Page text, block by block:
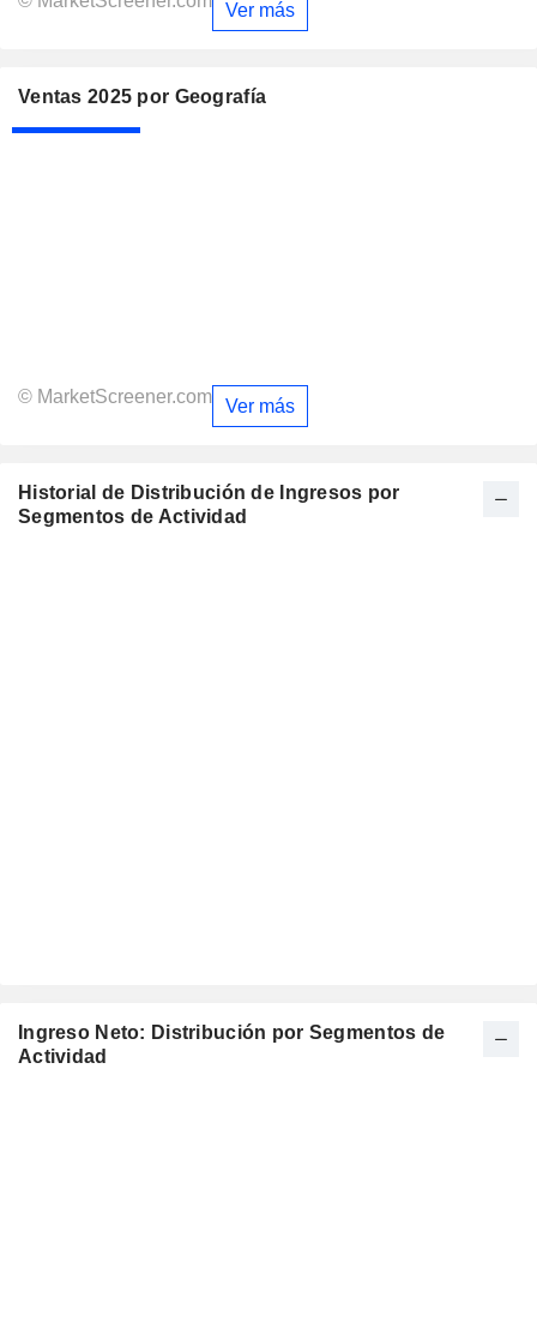
Ver más
Ventas 2025 por Geografía
© MarketScreener.com Ver más
Historial de Distribución de Ingresos por
Segmentos de Actividad
Ingreso Neto: Distribución por Segmentos de
Actividad